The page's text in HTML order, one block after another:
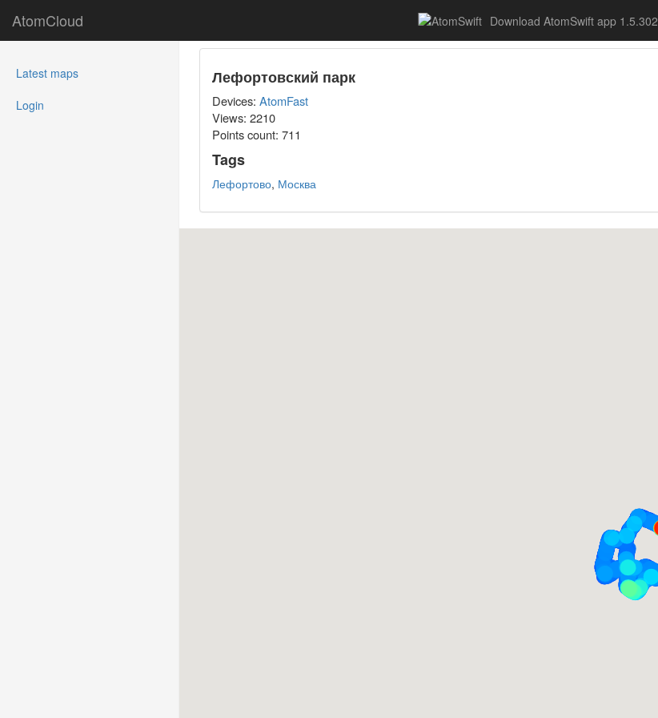
AtomCloud Download AtomSwift app 1.5.302
Latest maps(current)
Login
Лефортовский парк
Devices: AtomFast
Views: 2210
Points count: 711
Tags
Лефортово, Москва